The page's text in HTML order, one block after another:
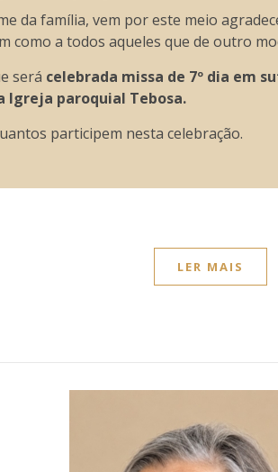
da família, vem por este meio
como a todos aqueles que de outro
será celebrada missa de 7º dia em
Igreja paroquial Tebosa.
participem nesta celebração.
LER MAIS